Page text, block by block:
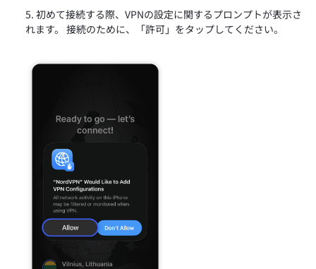
初めて接続する際、VPNの設定に関するプロンプトが表示さ
れます。 接続のために、「許可」をタップしてください。